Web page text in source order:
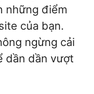
những điểm
của bạn.
ngừng cải
dần dần vượt